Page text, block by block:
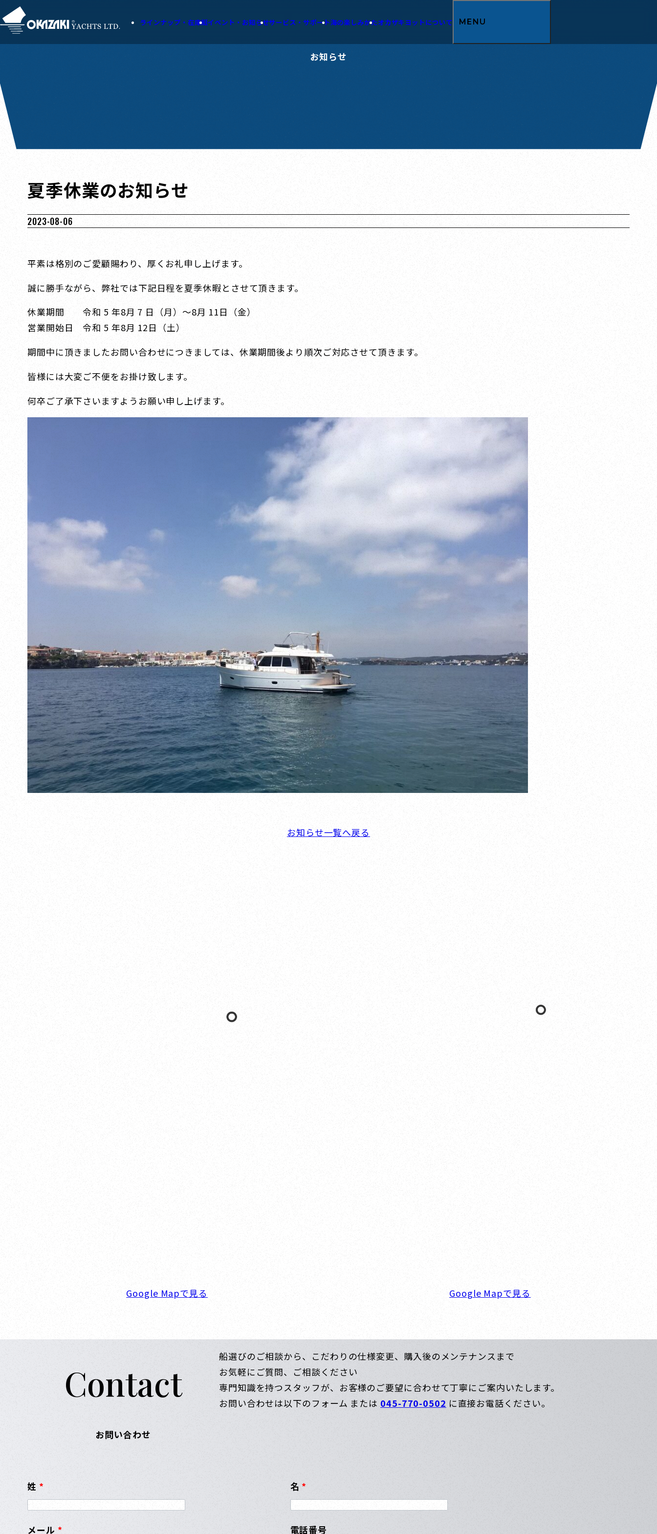
ラインナップ・在庫艇イベント・お知らせサービス・サポート海の楽しみかたオカザキヨットについて MENU
お知らせ
夏季休業のお知らせ
2023-08-06
平素は格別のご愛顧賜わり、厚くお礼申し上げます。
誠に勝手ながら、弊社では下記日程を夏季休暇とさせて頂きます。
休業期間 令和 5 年8月 7 日（月）～8月 11日（金）
営業開始日 令和 5 年8月 12日（土）
期間中に頂きましたお問い合わせにつきましては、休業期間後より順次ご対応させて頂きます。
皆様には大変ご不便をお掛け致します。
何卒ご了承下さいますようお願い申し上げます。
お知らせ一覧へ戻る
Google Mapで見る Google Mapで見る
Contact
お問い合わせ
船選びのご相談から、こだわりの仕様変更、購入後のメンテナンスまで
お気軽にご質問、ご相談ください
専門知識を持つスタッフが、お客様のご要望に合わせて丁寧にご案内いたします。
お問い合わせは以下のフォーム または 045-770-0502 に直接お電話ください。
姓 * 名 *
メール * 電話番号